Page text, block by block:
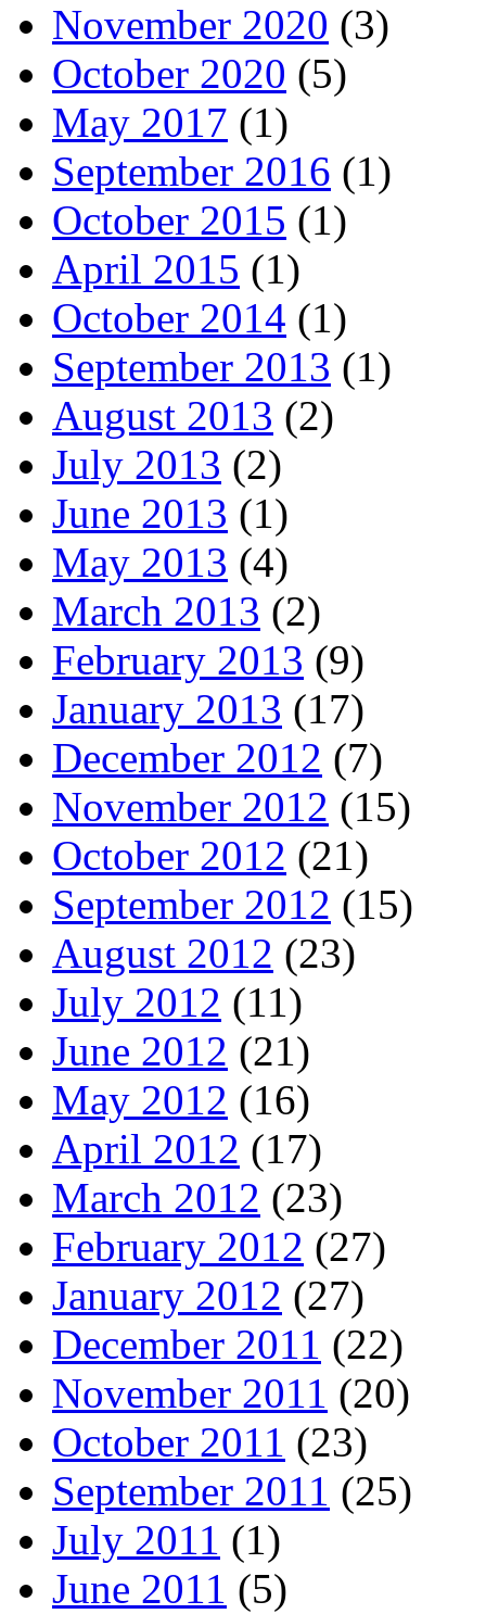
November 2020 (3)
October 2020 (5)
May 2017 (1)
September 2016 (1)
October 2015 (1)
April 2015 (1)
October 2014 (1)
September 2013 (1)
August 2013 (2)
July 2013 (2)
June 2013 (1)
May 2013 (4)
March 2013 (2)
February 2013 (9)
January 2013 (17)
December 2012 (7)
November 2012 (15)
October 2012 (21)
September 2012 (15)
August 2012 (23)
July 2012 (11)
June 2012 (21)
May 2012 (16)
April 2012 (17)
March 2012 (23)
February 2012 (27)
January 2012 (27)
December 2011 (22)
November 2011 (20)
October 2011 (23)
September 2011 (25)
July 2011 (1)
June 2011 (5)